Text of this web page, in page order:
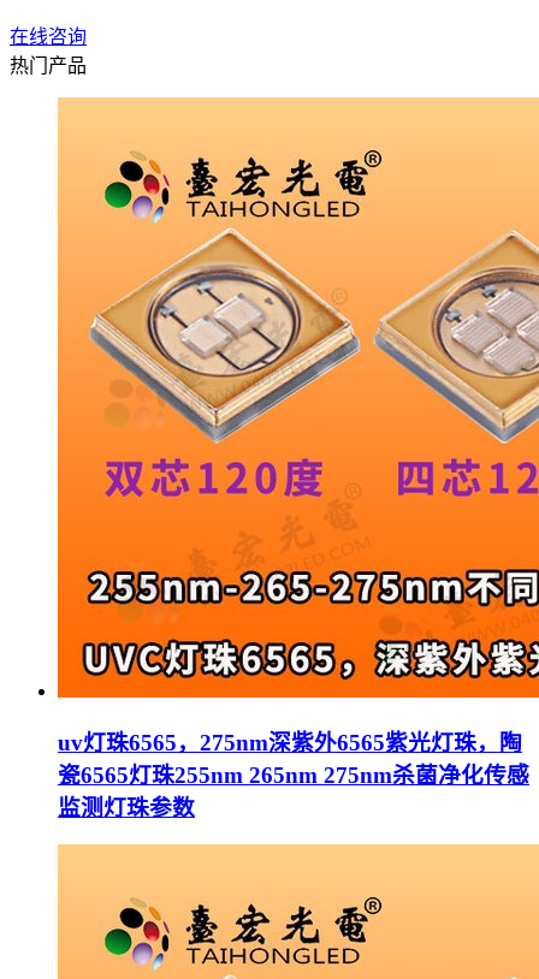
在线咨询
热门产品
uv灯珠6565，275nm深紫外6565紫光灯珠，陶
瓷6565灯珠255nm 265nm 275nm杀菌净化传感
监测灯珠参数